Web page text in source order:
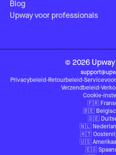
Blog
Upway voor professionals
© 2026 Upway
Privacybeleid-Retourbeleid-
Verzendbeleid-
Cookie-
🇫🇷
🇧🇪
🇩🇪
🇳🇱
🇦🇹
🇺🇸
🇪🇸